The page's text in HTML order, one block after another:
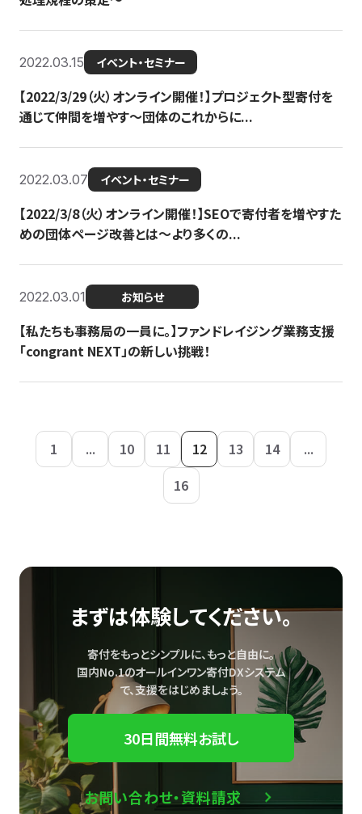
2022.03.15 イベント・セミナー
【2022/3/29（火）オンライン開催！】プロジェクト型寄付を
通じて仲間を増やす～団体のこれからに...
2022.03.07 イベント・セミナー
【2022/3/8（火）オンライン開催！】SEOで寄付者を増やすた
めの団体ページ改善とは～より多くの...
2022.03.01 お知らせ
【私たちも事務局の一員に。】ファンドレイジング業務支援
「congrant NEXT」の新しい挑戦！
1 ... 10 11 12 13 14
...
16
まずは体験してください。
寄付をもっとシンプルに、もっと自由に。
国内No.1のオールインワン寄付DXシステム
で、支援をはじめましょう。
30日間無料お試し
お問い合わせ・資料請求